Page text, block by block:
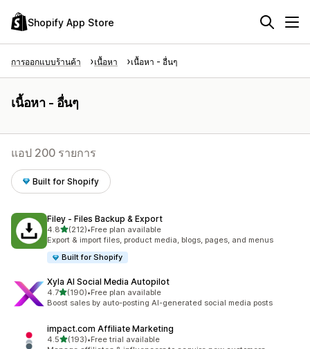
Shopify App Store
การออกแบบร้านค้า เนื้อหา เนื้อหา - อื่นๆ
เนื้อหา - อื่นๆ
แอป 200 รายการ
Built for Shopify
Filey ‑ Files Backup & Export
4.8เต็ม 5 ดาว
(212)
ทั้งหมด 212 รีวิว
•Free plan available
Export & import files, product media, blogs, pages, and menus
Built for Shopify
Xyla AI Social Media Autopilot
4.7เต็ม 5 ดาว
(190)
ทั้งหมด 190 รีวิว
•Free plan available
Boost sales by auto-posting AI-generated social media posts
impact.com Affiliate Marketing
4.5เต็ม 5 ดาว
(193)
ทั้งหมด 193 รีวิว
•Free trial available